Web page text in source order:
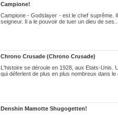
Campione!
Campione - Godslayer - est le chef suprême.
seigneur. Il a le pouvoir de tuer un dieu de ses...
Chrono Crusade (Chrono Crusade)
L'histoire se déroule en 1928, aux Etats-Unis.
qui déferlent de plus en plus nombreux dans le
Denshin Mamotte Shugogetten!